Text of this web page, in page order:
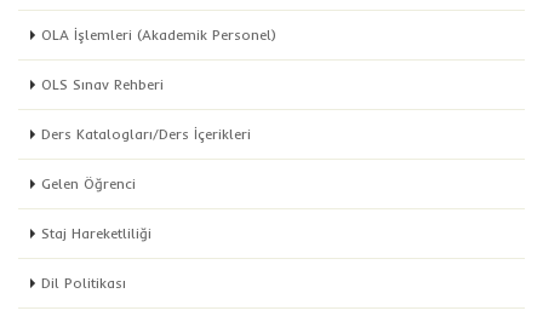
OLA İşlemleri (Akademik Personel)
OLS Sınav Rehberi
Ders Katalogları/Ders İçerikleri
Gelen Öğrenci
Staj Hareketliliği
Dil Politikası